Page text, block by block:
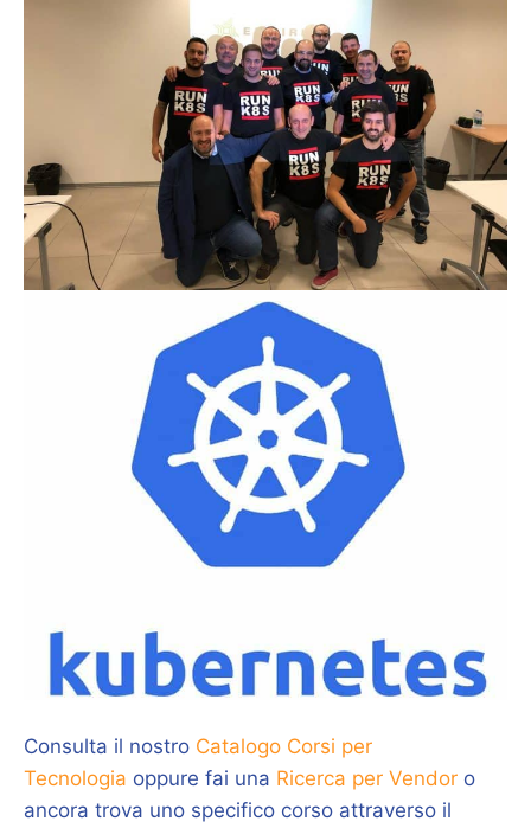
Consulta il nostro Catalogo Corsi per
Tecnologia oppure fai una Ricerca per Vendor o
ancora trova uno specifico corso attraverso il